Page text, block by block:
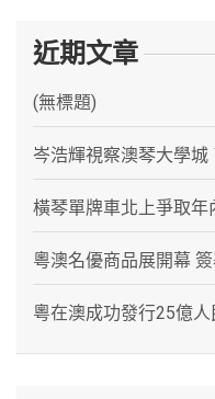
近期文章
(無標題)
岑浩輝視察澳琴大學
橫琴單牌車北上爭取
粵澳名優商品展開幕
粵在澳成功發行25億